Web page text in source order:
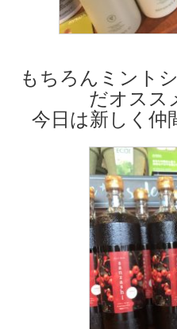
もちろんミント
だオスス
今日は新しく仲